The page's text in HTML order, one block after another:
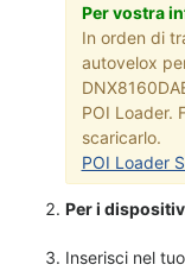
Per vostra
In orden di
autovelox
POI Loader.
scaricarlo.
POI Loader
Per i
Inserisci nel